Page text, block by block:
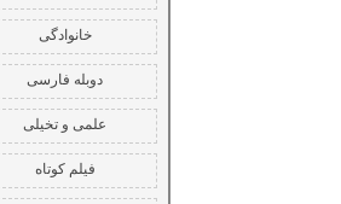
خانوادگی
دوبله فارسی
علمی و تخیلی
فیلم کوتاه